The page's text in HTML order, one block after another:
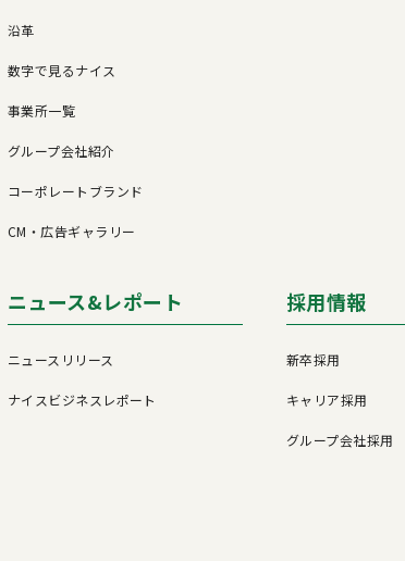
沿革
数字で見るナイス
事業所一覧
グループ会社紹介
コーポレートブランド
CM・広告ギャラリー
ニュース&レポート
ニュースリリース
ナイスビジネスレポート
採用情報
新卒採用
キャリア採用
グループ会社採用